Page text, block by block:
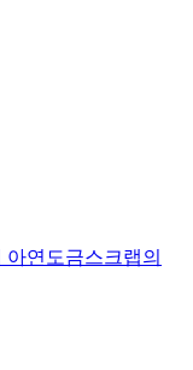
연도금스크랩의